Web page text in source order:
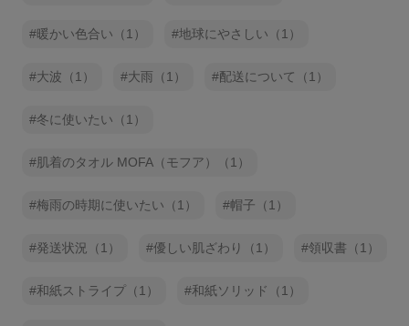
暖かい色合い（1） 地球にやさしい（1）
大波（1） 大雨（1） 配送について（1）
冬に使いたい（1）
肌着のタオル MOFA（モフア）（1）
梅雨の時期に使いたい（1） 帽子（1）
発送状況（1） 優しい肌ざわり（1） 領収書（1）
和紙ストライプ（1） 和紙ソリッド（1）